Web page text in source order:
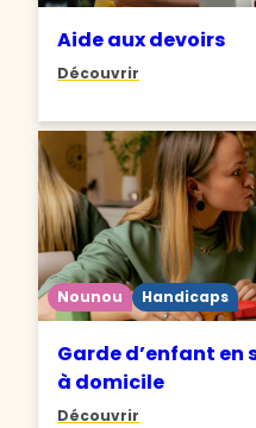
Aide aux devoirs
Découvrir
Nounou Handicaps
Garde d’enfant
à domicile
Découvrir